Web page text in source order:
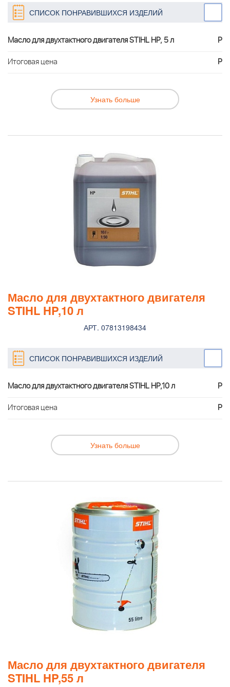
СПИСОК ПОНРАВИВШИХСЯ ИЗДЕЛИЙ
Масло для двухтактного двигателя STIHL HP, 5 л
Р
Итоговая цена
Р
Узнать больше
Масло для двухтактного двигателя
STIHL HP,10 л
АРТ. 07813198434
СПИСОК ПОНРАВИВШИХСЯ ИЗДЕЛИЙ
Масло для двухтактного двигателя STIHL HP,10 л
Р
Итоговая цена
Р
Узнать больше
Масло для двухтактного двигателя
STIHL HP,55 л